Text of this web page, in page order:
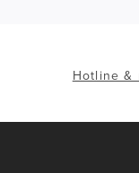
Hotline &